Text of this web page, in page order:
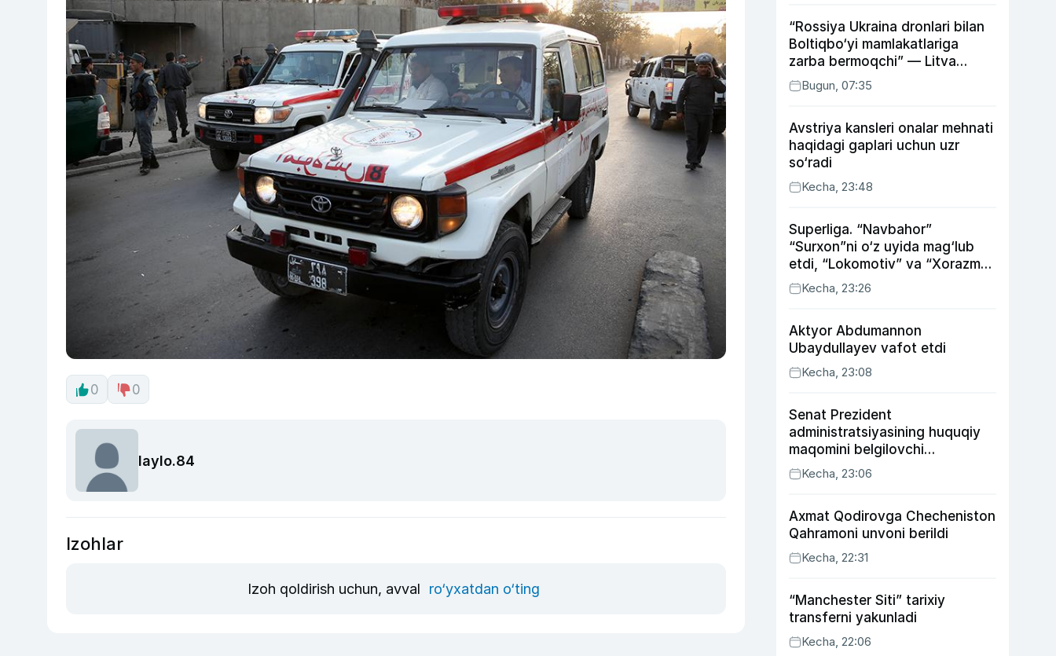
0 0
laylo.84
Izohlar
Izoh qoldirish uchun, avval ro‘yxatdan o‘ting
“Rossiya Ukraina dronlari bilan
Boltiqbo‘yi mamlakatlariga
zarba bermoqchi” — Litva
mudofaa vaziri
Bugun, 07:35
Avstriya kansleri onalar mehnati
haqidagi gaplari uchun uzr
so‘radi
Kecha, 23:48
Superliga. “Navbahor”
“Surxon”ni o‘z uyida mag‘lub
etdi, “Lokomotiv” va “Xorazm”
uyda g‘alaba qozondi
Kecha, 23:26
Aktyor Abdu­mannon
Ubaydullayev vafot etdi
Kecha, 23:08
Senat Prezident
administratsiyasining huquqiy
maqomini belgilovchi
konstitutsiyaviy qonunni
ma’qulladi
Kecha, 23:06
Axmat Qodirovga Checheniston
Qahramoni unvoni berildi
Kecha, 22:31
“Manchester Siti” tarixiy
transferni yakunladi
Kecha, 22:06